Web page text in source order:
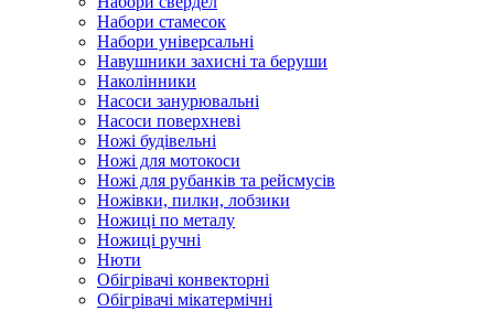
Набори стамесок
Набори універсальні
Навушники захисні та беруши
Наколінники
Насоси занурювальні
Насоси поверхневі
Ножі будівельні
Ножі для мотокоси
Ножі для рубанків та рейсмусів
Ножівки, пилки, лобзики
Ножиці по металу
Ножиці ручні
Нюти
Обігрівачі конвекторні
Обігрівачі мікатермічні